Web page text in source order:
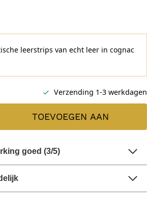
leerstrips van echt leer in cognac
Verzending 1-3 werkdagen
TOEVOEGEN AAN
goed (3/5)